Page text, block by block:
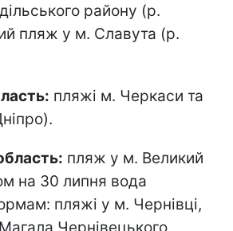
району (р.
пляж у м. Славута (р.
пляжі м. Черкаси та
пляж у м. Великий
на 30 липня вода
пляжі у м. Чернівці,